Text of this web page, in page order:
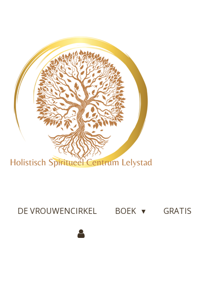
DE VROUWENCIRKEL BOEK GRATIS